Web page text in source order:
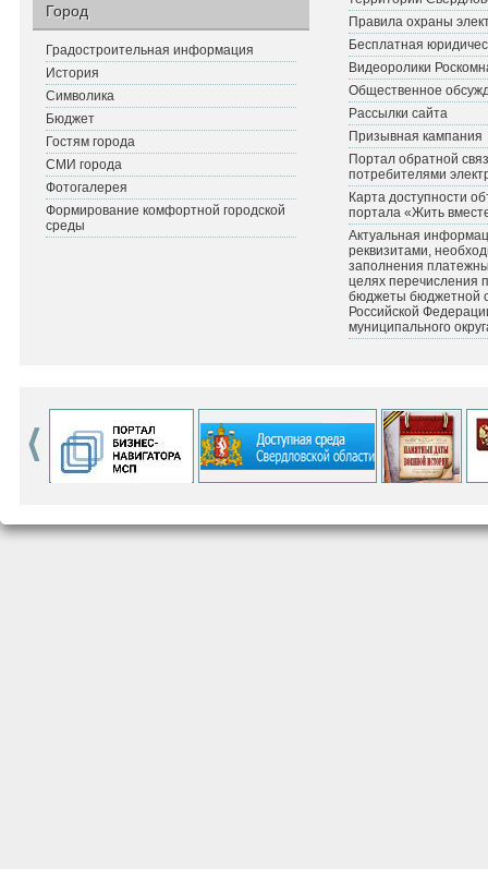
Город
Градостроительная информация
История
Символика
Бюджет
Гостям города
СМИ города
Фотогалерея
Формирование комфортной городской
среды
Правила охраны
Бесплатная
Видеоролики
Общественное
Рассылки сайта
Призывная кампания
Портал обратной
потребителями
Карта доступности
портала «Жить
Актуальная
реквизитами,
заполнения
целях перечисления
бюджеты бюджетной
Российской
муниципального